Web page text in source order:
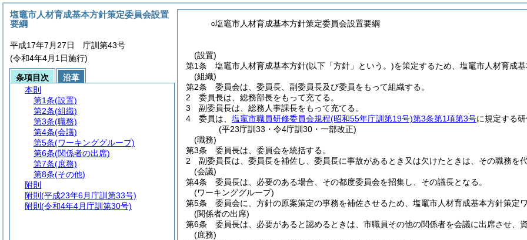
○塩竈市人材育成基本方針策定委員会設置要綱
(設置)
第1条
塩竈市人材育成基本方針(以下「方針」という。)を策定するため、塩竈市人材育成
(組織)
第2条
委員会は、委員長、副委員長及び委員をもって組織する。
2
委員長は、総務部長をもって充てる。
3
副委員長は、総務人事課長をもって充てる。
4
委員は、 塩竈市職員研修委員会規程(昭和55年庁訓第19号)第3条第1項第3号に規定する
(平23庁訓33・令4庁訓30・一部改正)
(職務)
第3条
委員長は、委員会を統括する。
2
副委員長は、委員長を補佐し、委員長に事故があるとき又は欠けたときは、その職務を
(会議)
第4条
委員長は、必要のある場合、その都度委員会を招集し、その議長となる。
(ワーキンググループ)
第5条
委員会に、方針の原案策定の事務を補佐させるため、塩竈市人材育成基本方針策定
(関係者の出席)
第6条
委員長は、必要があると認めるときは、市職員その他の関係者を会議に出席させ、
(庶務)
塩竈市人材育成基本方針策定委員会設置
要綱
平成17年7月27日 庁訓第43号
(令和4年4月1日施行)
条項目次
沿革
本則
第1条(設置)
第2条(組織)
第3条(職務)
第4条(会議)
第5条(ワーキンググループ)
第6条(関係者の出席)
第7条(庶務)
第8条(その他)
附則
附則 (平成23年6月庁訓第33号)
附則 (令和4年4月庁訓第30号)